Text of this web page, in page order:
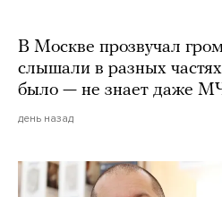
В Москве прозвучал
слышали в разных частях
было — не знает даже
день назад